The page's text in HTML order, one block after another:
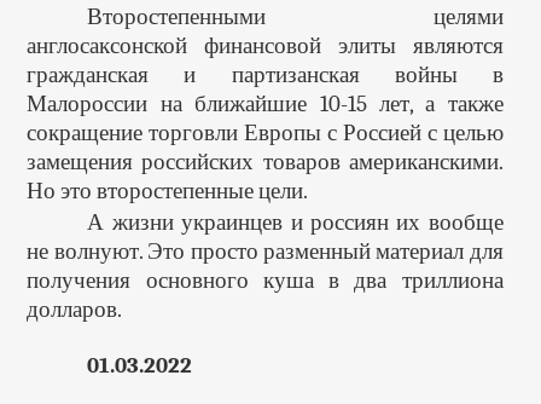
Второстепенными целями
англосаксонской финансовой элиты являются
гражданская и партизанская войны в
Малороссии на ближайшие 10-15 лет, а также
сокращение торговли Европы с Россией с целью
замещения российских товаров американскими.
Но это второстепенные цели.
А жизни украинцев и россиян их вообще
не волнуют. Это просто разменный материал для
получения основного куша в два триллиона
долларов.
01.03.2022